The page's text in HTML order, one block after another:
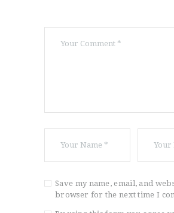
Save my name, email, and
browser for the next time I